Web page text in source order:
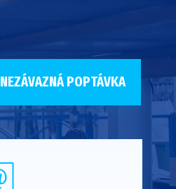
NEZÁVAZNÁ POPTÁVKA